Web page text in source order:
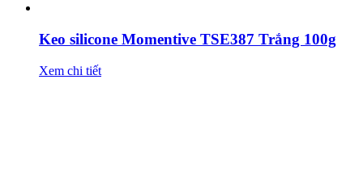
Keo silicone Momentive TSE387 Trắng 100g
Xem chi tiết